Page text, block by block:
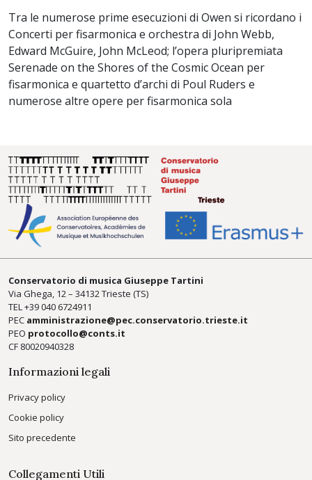
Tra le numerose prime esecuzioni di Owen si ricordano i
Concerti per fisarmonica e orchestra di John Webb,
Edward McGuire, John McLeod; l’opera pluripremiata
Serenade on the Shores of the Cosmic Ocean per
fisarmonica e quartetto d’archi di Poul Ruders e
numerose altre opere per fisarmonica sola
Conservatorio di musica Giuseppe Tartini
Via Ghega, 12 – 34132 Trieste (TS)
TEL +39040 6724911
PEC amministrazione@pec.conservatorio.trieste.it
PEO protocollo@conts.it
CF 80020940328
Informazioni legali
Privacy policy
Cookie policy
Sito precedente
Collegamenti Utili